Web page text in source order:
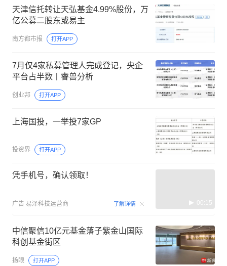
天津信托转让天弘基金4.99%股份，万
亿公募二股东或易主
南方都市报 打开APP
7月仅4家私募管理人完成登记，央企
平台占半数丨睿兽分析
创业邦 打开APP
上海国投，一举投7家GP
投资界 打开APP
凭手机号，确认领取！
广告 易泽科技运营商 了解详情 00:15
中信聚信10亿元基金落子紫金山国际
科创基金街区
扬眼 打开APP